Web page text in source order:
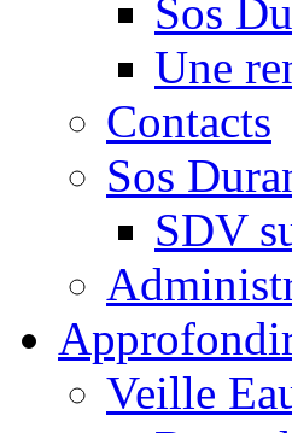
Sos
Une
Contacts
Sos
SDV
Veille